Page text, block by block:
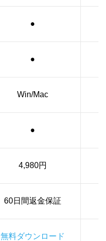
●
●
Win/Mac
●
4,980円
60日間返金保証
無料ダウンロード